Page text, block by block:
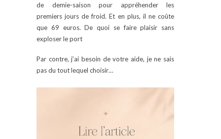
de demie-saison pour appréhender les
premiers jours de froid. Et en plus, il ne coûte
que 69 euros. De quoi se faire plaisir sans
exploser le port
Par contre, j’ai besoin de votre aide, je ne sais
pas du tout lequel choisir…